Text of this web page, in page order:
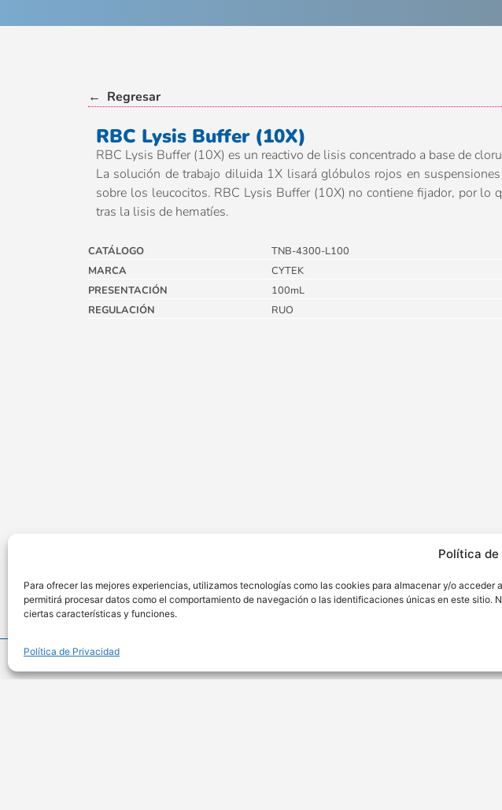
Política
Para ofrecer las mejores experiencias, utilizamos tecnologías como las cookies para almacenar y/o
permitirá procesar datos como el comportamiento de navegación o las identificaciones únicas en este sitio.
ciertas características y funciones.
Política de Privacidad
← Regresar
RBC Lysis Buffer (10X)
RBC Lysis Buffer (10X) es un reactivo de lisis concentrado a base de
La solución de trabajo diluida 1X lisará glóbulos rojos en
sobre los leucocitos. RBC Lysis Buffer (10X) no contiene fijador, por lo
tras la lisis de hematíes.
CATÁLOGO
TNB-4300-L100
MARCA
CYTEK
PRESENTACIÓN
100mL
REGULACIÓN
RUO